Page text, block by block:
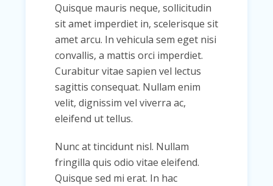
Quisque mauris neque, sollicitudin
sit amet imperdiet in, scelerisque sit
amet arcu. In vehicula sem eget nisi
convallis, a mattis orci imperdiet.
Curabitur vitae sapien vel lectus
sagittis consequat. Nullam enim
velit, dignissim vel viverra ac,
eleifend ut tellus.
Nunc at tincidunt nisl. Nullam
fringilla quis odio vitae eleifend.
Quisque sed mi erat. In hac